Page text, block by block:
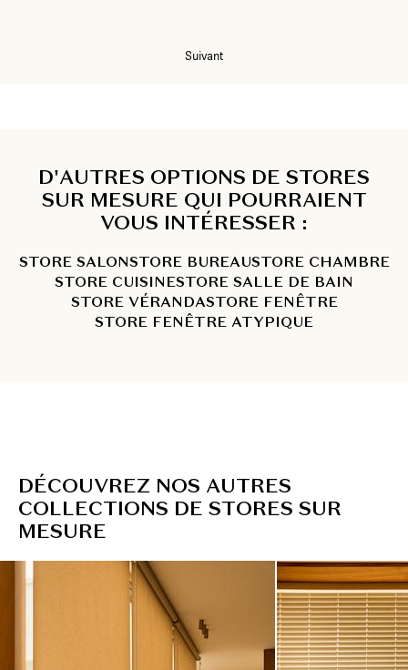
Suivant
D'AUTRES OPTIONS DE STORES
SUR MESURE QUI POURRAIENT
VOUS INTÉRESSER :
STORE SALONSTORE BUREAUSTORE CHAMBRE
STORE CUISINESTORE SALLE DE BAIN
STORE VÉRANDASTORE FENÊTRE
STORE FENÊTRE ATYPIQUE
DÉCOUVREZ NOS AUTRES
COLLECTIONS DE STORES SUR
MESURE